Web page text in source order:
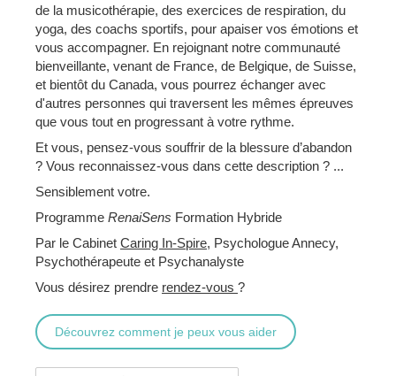
de la musicothérapie, des exercices de respiration, du
yoga, des coachs sportifs, pour apaiser vos émotions et
vous accompagner. En rejoignant notre communauté
bienveillante, venant de France, de Belgique, de Suisse,
et bientôt du Canada, vous pourrez échanger avec
d'autres personnes qui traversent les mêmes épreuves
que vous tout en progressant à votre rythme.
Et vous, pensez-vous souffrir de la blessure d’abandon
? Vous reconnaissez-vous dans cette description ? ...
Sensiblement votre.
Programme RenaiSens Formation Hybride
Par le Cabinet Caring In-Spire, Psychologue Annecy,
Psychothérapeute et Psychanalyste
Vous désirez prendre rendez-vous ?
Découvrez comment je peux vous aider